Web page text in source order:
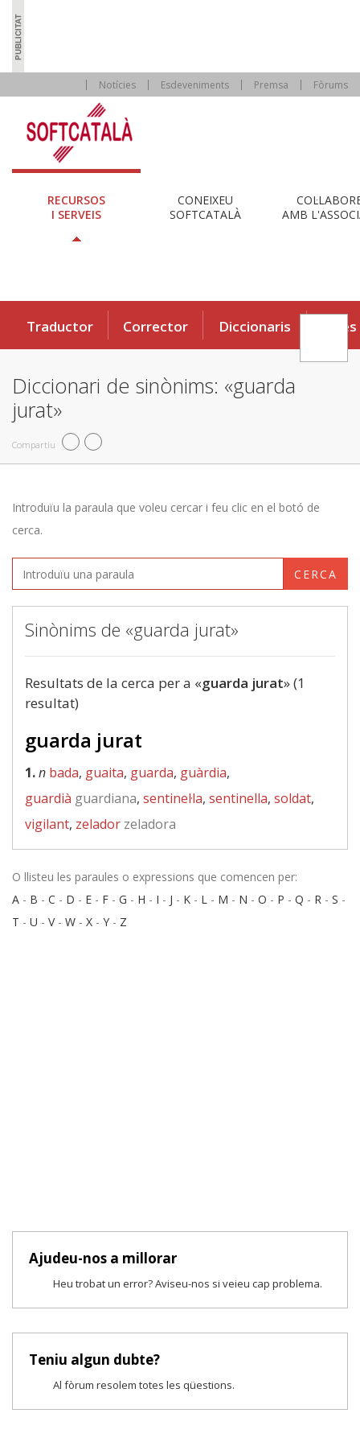
Notícies Esdeveniments Premsa Fòrums
RECURSOS
I SERVEIS
CONEIXEU
SOFTCATALÀ
AMB
Traductor Corrector Diccionaris Eines
Diccionari de sinònims: «guarda
jurat»
Compartiu
Introduïu la paraula que voleu cercar i feu clic en el botó de
cerca.
CERCA
Sinònims de «guarda jurat»
Resultats de la cerca per a «guarda jurat» (1
resultat)
guarda jurat
1.n bada, guaita, guarda, guàrdia,
guardià guardiana, sentinel·la, sentinella, soldat,
vigilant, zelador zeladora
O llisteu les paraules o expressions que comencen per:
A - B - C - D - E - F - G - H - I - J - K - L - M - N - O - P - Q - R - S -
T - U - V- W - X - Y - Z
Ajudeu-nos a millorar
Heu trobat un error? Aviseu-nos si veieu cap problema.
Teniu algun dubte?
Al fòrum resolem totes les qüestions.